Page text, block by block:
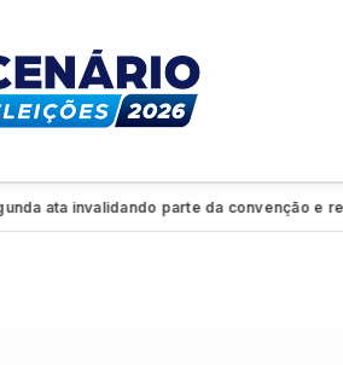
invalidando parte da convenção e